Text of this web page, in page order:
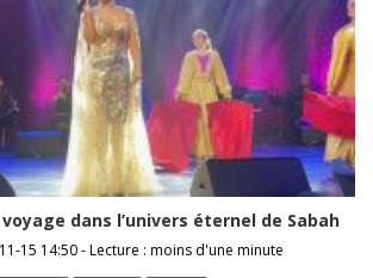
dans l’univers éternel de Sabah
15 14:50 - Lecture : moins d'une minute